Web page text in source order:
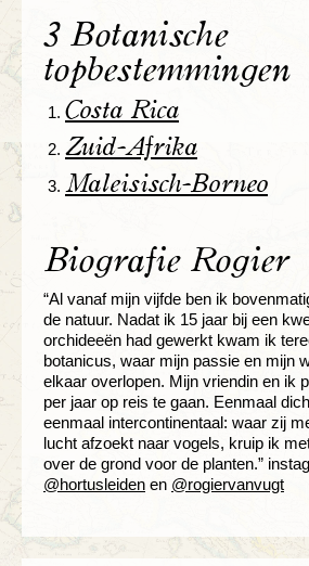
3 Botanische
topbestemmingen
Costa Rica
Zuid-Afrika
Maleisisch-Borneo
Biografie Rogier
“Al vanaf mijn vijfde ben ik
de natuur. Nadat ik 15 jaar bij een
orchideeën had gewerkt kwam ik
botanicus, waar mijn passie en mijn
elkaar overlopen. Mijn vriendin en ik
per jaar op reis te gaan. Eenmaal
eenmaal intercontinentaal: waar zij
lucht afzoekt naar vogels, kruip ik
over de grond voor de planten.”
@hortusleiden en @rogiervanvugt